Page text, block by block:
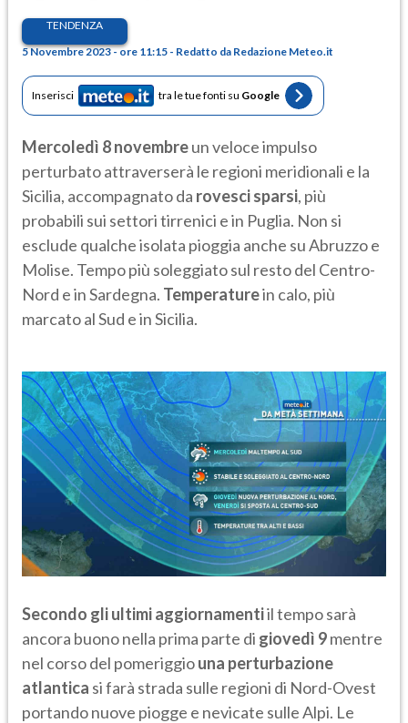
TENDENZA
5 Novembre 2023 - ore 11:15 - Redatto da Redazione Meteo.it
Inserisci tra le tue fonti su Google
Mercoledì 8 novembreun veloce impulso
perturbato attraverserà le regioni meridionali e la
Sicilia, accompagnato da rovesci sparsi, più
probabili sui settori tirrenici e in Puglia. Non si
esclude qualche isolata pioggia anche su Abruzzo e
Molise. Tempo più soleggiato sul resto del Centro-
Nord e in Sardegna. Temperaturein calo, più
marcato al Sud e in Sicilia.
Secondo gli ultimi aggiornamentiil tempo sarà
ancora buono nella prima parte di giovedì 9mentre
nel corso del pomeriggiouna perturbazione
atlantica si farà strada sulle regioni di Nord-Ovest
portando nuove piogge e nevicate sulle Alpi. Le